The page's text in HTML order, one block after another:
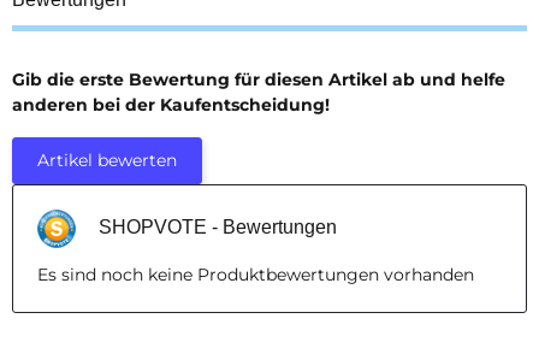
Gib die erste Bewertung für diesen Artikel ab und helfe
anderen bei der Kaufentscheidung!
Artikel bewerten
SHOPVOTE - Bewertungen
Es sind noch keine Produktbewertungen vorhanden